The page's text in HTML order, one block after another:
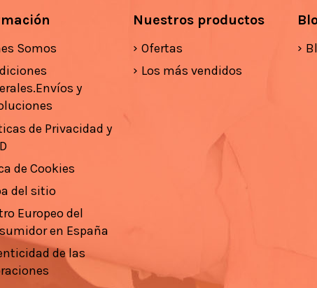
Somos
y
de Privacidad y
de Cookies
del sitio
Europeo del
en España
de las
Nuestros productos
Ofertas
Los más vendidos